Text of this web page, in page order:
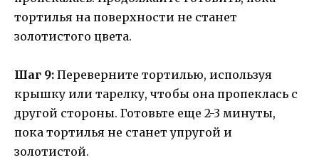
тортилья на поверхности не станет
золотистого цвета.
Шаг 9: Переверните тортилью, используя
крышку или тарелку, чтобы она пропеклась с
другой стороны. Готовьте еще 2-3 минуты,
пока тортилья не станет упругой и
золотистой.